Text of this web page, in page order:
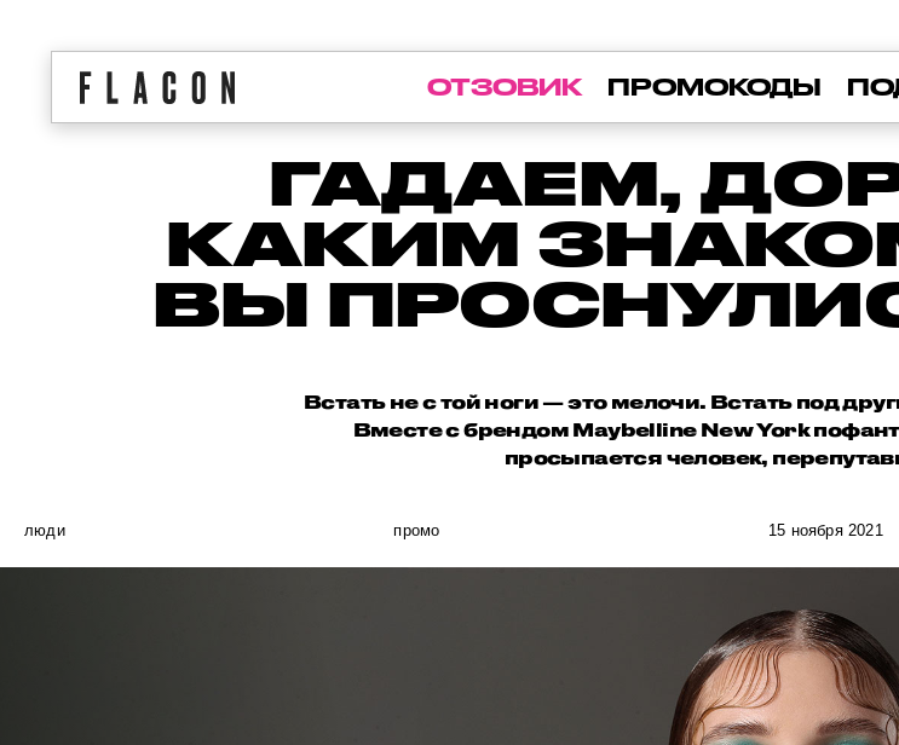
ОТЗОВИК ПРОМОКОДЫ
ГАДАЕМ,
КАКИМ
ВЫ
Встать не с той ноги — это мелочи. Встать под
Вместе с брендом Maybelline New York
просыпается человек,
люди промо 15 ноября 2021